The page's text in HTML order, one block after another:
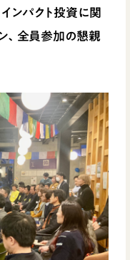
ンパクト投資に関
、全員参加の懇親